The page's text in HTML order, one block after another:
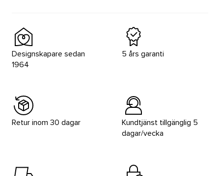
Designskapare sedan
1964
5 års garanti
Retur inom 30 dagar
Kundtjänst tillgänglig 5
dagar/vecka